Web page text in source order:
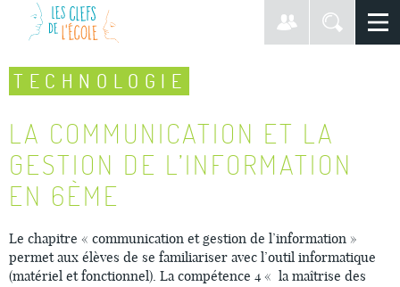
TECHNOLOGIE
LA COMMUNICATION ET LA
GESTION DE L’INFORMATION
EN 6ÈME
Le chapitre « communication et gestion de l’information »
permet aux élèves de se familiariser avec l’outil informatique
(matériel et fonctionnel). La compétence 4 « la maîtrise des